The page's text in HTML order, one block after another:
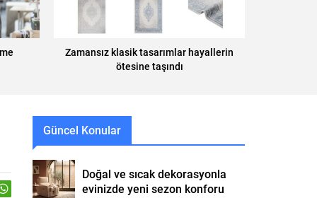
Zamansız klasik tasarımlar hayallerin
ötesine taşındı
Güncel Konular
Doğal ve sıcak dekorasyonla
evinizde yeni sezon konforu